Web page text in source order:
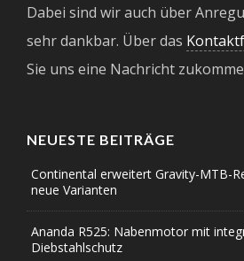
Dabei sind wir auch über
sehr dankbar. Über das
Sie uns eine Nachricht
NEUESTE BEITRÄGE
Continental erweitert Gravity-MTB-
neue Varianten
Ananda R525: Nabenmotor mit
Diebstahlschutz